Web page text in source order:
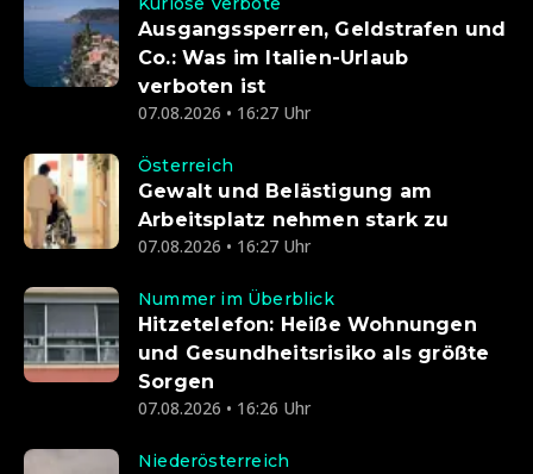
Ausgangssperren, Geldstrafen und
Co.: Was im Italien-Urlaub
verboten ist
07.08.2026 • 16:27 Uhr
Österreich
Gewalt und Belästigung am
Arbeitsplatz nehmen stark zu
07.08.2026 • 16:27 Uhr
Nummer im Überblick
Hitzetelefon: Heiße Wohnungen
und Gesundheitsrisiko als größte
Sorgen
07.08.2026 • 16:26 Uhr
Niederösterreich